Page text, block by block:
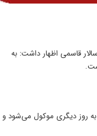
سالار قاسمی اظهار داشت: به
روز دیگری موکول می‌شود و